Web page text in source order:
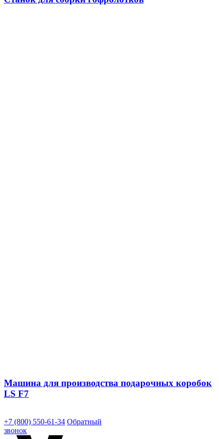
Машина для производства подарочных коробок
LS F7
+7 (800) 550-61-34 Обратный
звонок